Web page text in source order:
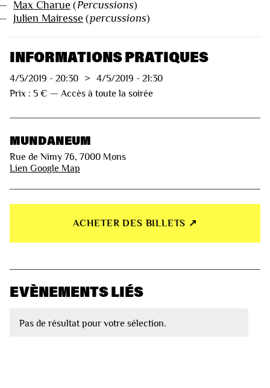
Max Charue (Percussions)
Julien Mairesse (percussions)
INFORMATIONS PRATIQUES
4/5/2019 - 20:30 > 4/5/2019 - 21:30
Prix : 5 € — Accès à toute la soirée
MUNDANEUM
Rue de Nimy 76, 7000 Mons
Lien Google Map
ACHETER DES BILLETS ↗︎
EVÈNEMENTS LIÉS
Pas de résultat pour votre sélection.